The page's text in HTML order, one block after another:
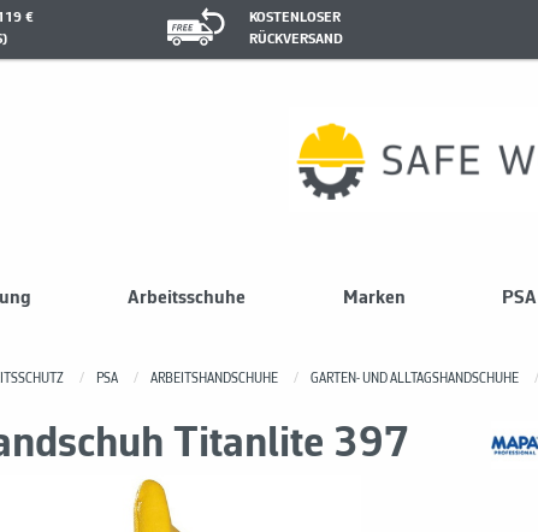
€
KOSTENLOSER
RÜCKVERSAND
Arbeitsschuhe Marken PSA
PSA ARBEITSHANDSCHUHE GARTEN- UND ALLTAGSHANDSCHUHE
Titanlite 397